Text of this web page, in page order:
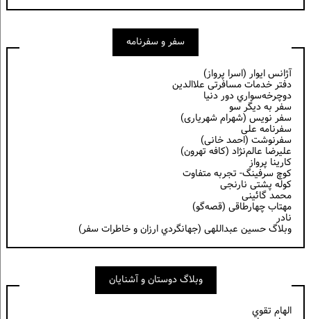
سفر و سفرنامه
آژانس ایوار (اسرا پرواز)
دفتر خدمات مسافرتی علاالدین
دوچرخه‌سواري دور دنيا
سفر به دیگر سو
سفر نویس (شهرام شهریاری)
سفرنامه علی
سفرنوشت (احمد خانی)
عليرضا عالم‌نژاد (كافه تهرون)
کارینا پرواز
کوچ سرفینگ- تجربه متفاوت
کوله پشتی نارنجی
محمد گائینی
مهتاب چهارطاقی (قصه‌گو)
نادر
وبلاگ حسين عبداللهی (جهانگردي ارزان و خاطرات سفر)
وبلاگ دوستان و آشنایان
الهام تقوي